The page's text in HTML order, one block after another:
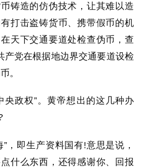
铸造的仿伪技术，让其难以造
打击盗铸货币、携带假币的机
天下交通要道处检查伪币，查
产党在根据地边界交通要道设检
。
央政权”。黄帝想出的这几种办
”，即生产资料国有!意思是说，
什么东西，还得感谢你、回报